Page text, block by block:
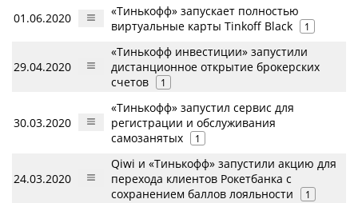
01.06.2020
«Тинькофф» запускает полностью
виртуальные карты Tinkoff Black
1
29.04.2020
«Тинькофф инвестиции» запустили
дистанционное открытие брокерских
счетов
1
30.03.2020
«Тинькофф» запустил сервис для
регистрации и обслуживания
самозанятых
1
24.03.2020
Qiwi и «Тинькофф» запустили акцию для
перехода клиентов Рокетбанка с
сохранением баллов лояльности
1